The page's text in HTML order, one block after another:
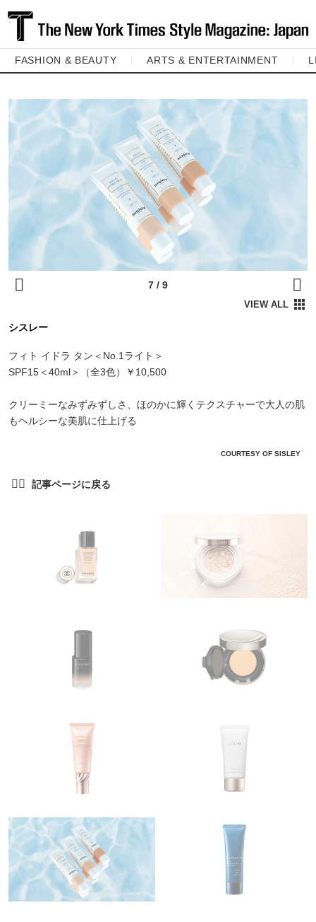
FASHION & BEAUTY ARTS & ENTERTAINMENT
シスレー
フィト イドラ タン＜No.1ライト＞
SPF15＜40ml＞（全3色）￥10,500
クリーミーなみずみずしさ、ほのかに輝くテクスチャーで大人の肌
もヘルシーな美肌に仕上げる
COURTESY OF SISLEY